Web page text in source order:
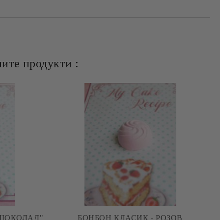
продукти :
БОНБОН КЛАСИК - РОЗОВ